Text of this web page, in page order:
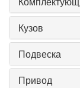
Кузов
Подвеска
Привод